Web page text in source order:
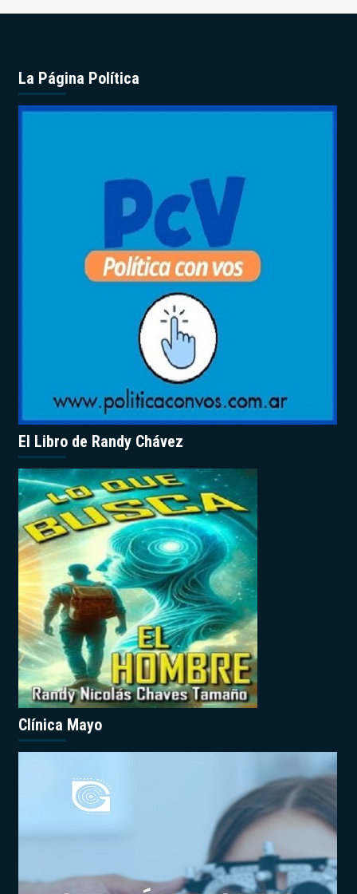
La Página Política
El Libro de Randy Chávez
Clínica Mayo